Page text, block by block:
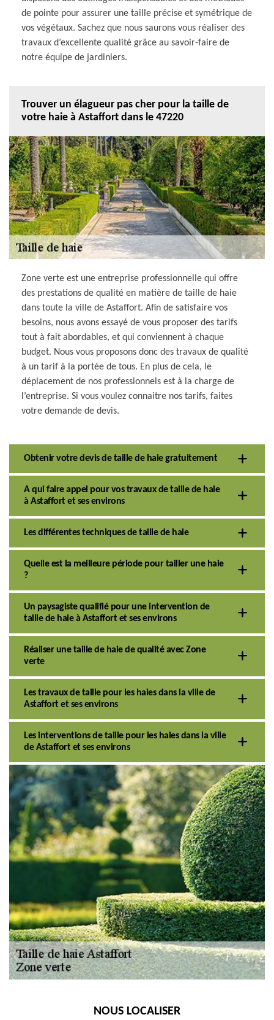
de pointe pour assurer une taille précise et symétrique de
vos végétaux. Sachez que nous saurons vous réaliser des
travaux d’excellente qualité grâce au savoir-faire de
notre équipe de jardiniers.
Trouver un élagueur pas cher pour la taille de
votre haie à Astaffort dans le 47220
Zone verte est une entreprise professionnelle qui offre
des prestations de qualité en matière de taille de haie
dans toute la ville de Astaffort. Afin de satisfaire vos
besoins, nous avons essayé de vous proposer des tarifs
tout à fait abordables, et qui conviennent à chaque
budget. Nous vous proposons donc des travaux de qualité
à un tarif à la portée de tous. En plus de cela, le
déplacement de nos professionnels est à la charge de
l’entreprise. Si vous voulez connaitre nos tarifs, faites
votre demande de devis.
Obtenir votre devis de taille de haie gratuitement
A qui faire appel pour vos travaux de taille de haie
à Astaffort et ses environs
Les différentes techniques de taille de haie
Quelle est la meilleure période pour tailler une haie
?
Un paysagiste qualifié pour une intervention de
taille de haie à Astaffort et ses environs
Réaliser une taille de haie de qualité avec Zone
verte
Les travaux de taille pour les haies dans la ville de
Astaffort et ses environs
Les interventions de taille pour les haies dans la ville
de Astaffort et ses environs
NOUS LOCALISER